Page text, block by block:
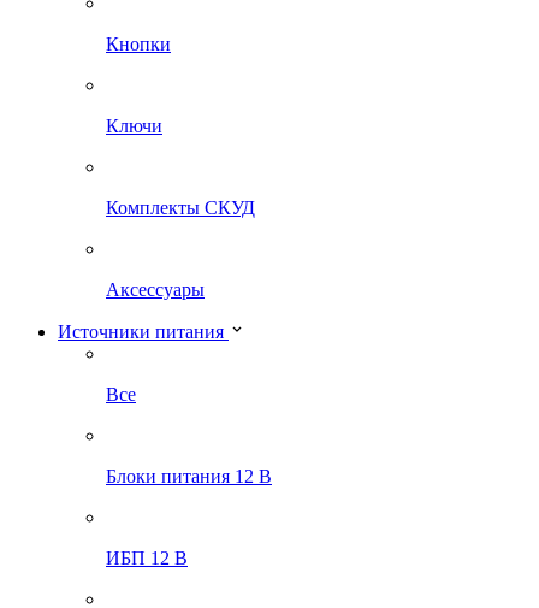
Кнопки
Ключи
Комплекты СКУД
Аксессуары
Источники питания
Все
Блоки питания 12 В
ИБП 12 В